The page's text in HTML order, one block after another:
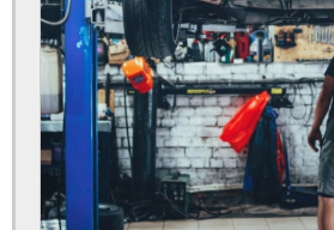
Auto Elétrica Troca de Bateria
Auto Elétrica Vidros
Mecânica Auto Elétrica
Mecânica e Auto Elétrica
Mecânica e Auto Elétrica para Carros
Auto Socorros